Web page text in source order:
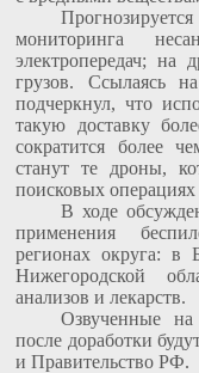
мониторинга
электропередач; на
грузов. Ссылаясь
подчеркнул, что
такую доставку
сократится более
станут те дроны,
поисковых
В ходе
применения
регионах округа: в
Нижегородской
анализов и лекарств.
Озвученные
после доработки
и Правительство РФ.